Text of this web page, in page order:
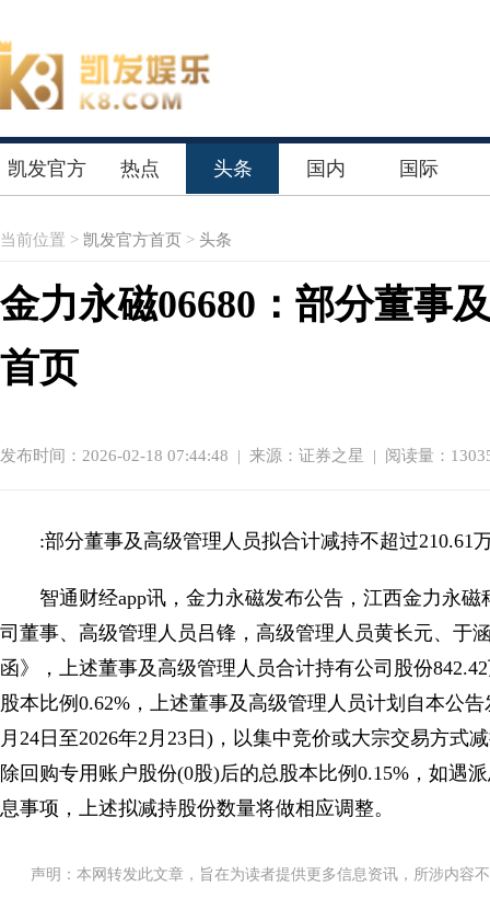
凯发官方 热点 头条 国内 国际
当前位置 > 凯发官方首页 > 头条
金力永磁06680：部分董事
首页
发布时间：2026-02-18 07:44:48 | 来源：证券之星 | 阅读量：
:部分董事及高级管理人员拟合计减持不超过210.61
智通财经app讯，金力永磁发布公告，江西金力永
司董事、高级管理人员吕锋，高级管理人员黄长元、于
函》，上述董事及高级管理人员合计持有公司股份
股本比例0.62%，上述董事及高级管理人员计划自本公
月24日至2026年2月23日)，以集中竞价或大宗交易方式
除回购专用账户股份(0股)后的总股本比例0.15%，如遇
息事项，上述拟减持股份数量将做相应调整。
声明：本网转发此文章，旨在为读者提供更多信息资讯，所涉内容